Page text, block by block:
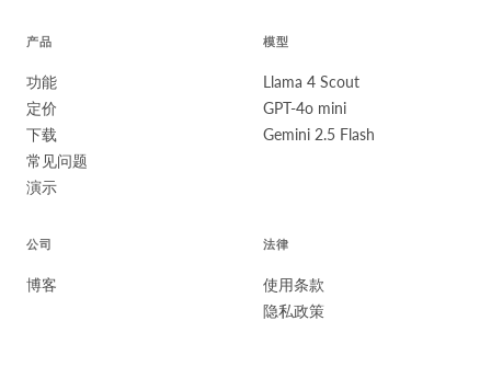
产品
功能
定价
下载
常见问题
演示
模型
Llama 4 Scout
GPT-4o mini
Gemini 2.5 Flash
公司
博客
法律
使用条款
隐私政策